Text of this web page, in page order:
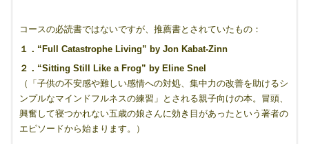
コースの必読書ではないですが、推薦書とされていたもの：
１．“Full Catastrophe Living” by Jon Kabat-Zinn
２．“Sitting Still Like a Frog” by Eline Snel
（「子供の不安感や難しい感情への対処、集中力の改善を助けるシ
ンプルなマインドフルネスの練習」とされる親子向けの本。冒頭、
興奮して寝つかれない五歳の娘さんに効き目があったという著者の
エピソードから始まります。）